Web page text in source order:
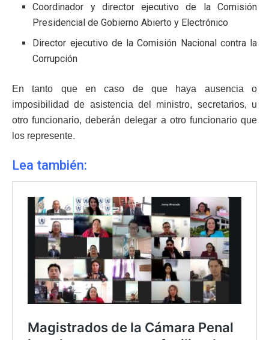
Coordinador y director ejecutivo de la Comisión
Presidencial de Gobierno Abierto y Electrónico
Director ejecutivo de la Comisión Nacional contra la
Corrupción
En tanto que en caso de que haya ausencia o
imposibilidad de asistencia del ministro, secretarios, u
otro funcionario, deberán delegar a otro funcionario que
los represente.
Lea también: